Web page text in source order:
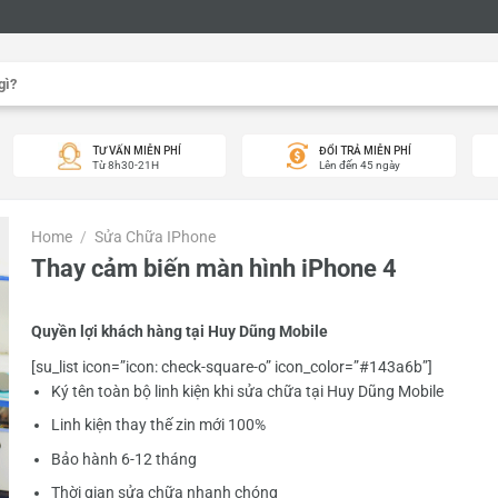
TƯ VẤN MIỄN PHÍ
Từ 8h30-21H
ĐỔI TRẢ MIỄN PHÍ
Lên đến 45 ngày
Home / Sửa Chữa IPhone
Thay cảm biến màn hình iPhone 4
Quyền lợi khách hàng tại Huy Dũng Mobile
[su_list icon=”icon: check-square-o” icon_color=”#143a6b”]
Ký tên toàn bộ linh kiện khi sửa chữa tại Huy Dũng Mobile
Linh kiện thay thế zin mới 100%
Bảo hành 6-12 tháng
Thời gian sửa chữa nhanh chóng